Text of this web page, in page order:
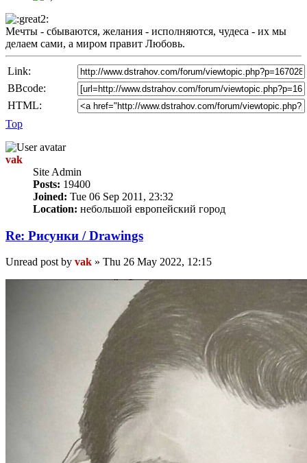
Мечты - сбываются, желания - исполняются, чудеса - их мы
делаем сами, а миром правит Любовь.
Link:
BBcode:
HTML:
Top
vak
Site Admin
Posts: 19400
Joined: Tue 06 Sep 2011, 23:32
Location: небольшой европейский город
Re: Рисунки / Drawings
Unread post by vak » Thu 26 May 2022, 12:15